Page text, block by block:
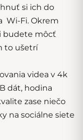
si ich do
Wi-Fi. Okrem
budete môcť
to ušetrí
videa v 4k
dát, hodina
zase niečo
na sociálne siete